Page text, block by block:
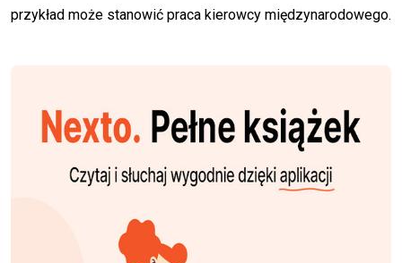
przykład może stanowić praca kierowcy międzynarodowego.